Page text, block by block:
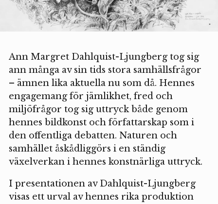
Ann Margret Dahlquist-Ljungberg tog sig
ann många av sin tids stora samhällsfrågor
– ämnen lika aktuella nu som då. Hennes
engagemang för jämlikhet, fred och
miljöfrågor tog sig uttryck både genom
hennes bildkonst och författarskap som i
den offentliga debatten. Naturen och
samhället åskådliggörs i en ständig
växelverkan i hennes konstnärliga uttryck.
I presentationen av Dahlquist-Ljungberg
visas ett urval av hennes rika produktion